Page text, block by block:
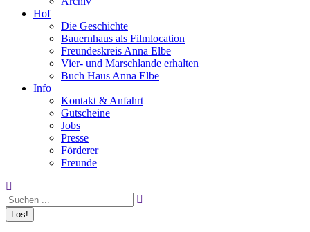
Hof
Die Geschichte
Bauernhaus als Filmlocation
Freundeskreis Anna Elbe
Vier- und Marschlande erhalten
Buch Haus Anna Elbe
Info
Kontakt & Anfahrt
Gutscheine
Jobs
Presse
Förderer
Freunde
Search: